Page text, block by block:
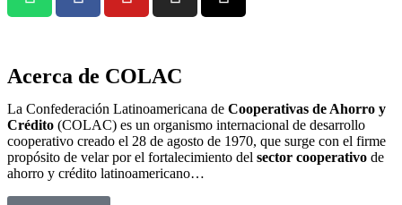
Acerca de COLAC
La Confederación Latinoamericana de Cooperativas de Ahorro y
Crédito (COLAC) es un organismo internacional de desarrollo
cooperativo creado el 28 de agosto de 1970, que surge con el firme
propósito de velar por el fortalecimiento del sector cooperativo de
ahorro y crédito latinoamericano…